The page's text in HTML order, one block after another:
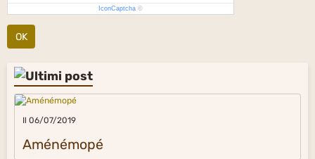
IconCaptcha ©
OK
Il 06/07/2019
Aménémopé